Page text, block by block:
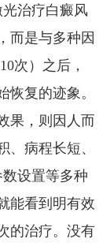
治疗白癜风
而是与多种因
次）之后，
复的迹象。
果，则因人而
病程长短、
设置等多种
能看到明有效
的治疗。没有